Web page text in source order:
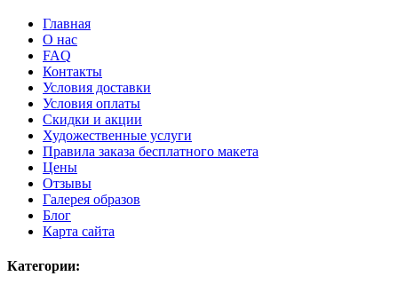
Главная
О нас
FAQ
Контакты
Условия доставки
Условия оплаты
Скидки и акции
Художественные услуги
Правила заказа бесплатного макета
Цены
Отзывы
Галерея образов
Блог
Карта сайта
Категории: